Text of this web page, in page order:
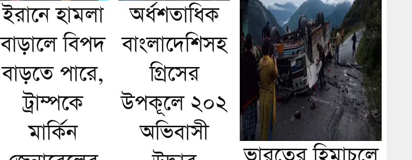
ইরানে হামলা
বাড়ালে বিপদ
বাড়তে পারে,
ট্রাম্পকে
মার্কিন
অর্ধশতাধিক
বাংলাদেশিসহ
গ্রিসের
উপকূলে ২০২
অভিবাসী